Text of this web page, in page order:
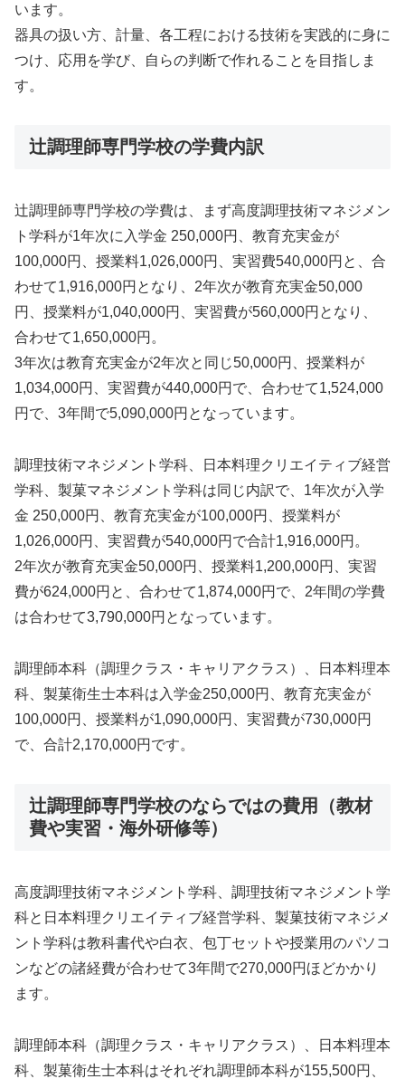
います。
器具の扱い方、計量、各工程における技術を実践的に身に
つけ、応用を学び、自らの判断で作れることを目指しま
す。
辻調理師専門学校の学費内訳
辻調理師専門学校の学費は、まず高度調理技術マネジメン
ト学科が1年次に入学金 250,000円、教育充実金が
100,000円、授業料1,026,000円、実習費540,000円と、合
わせて1,916,000円となり、2年次が教育充実金50,000
円、授業料が1,040,000円、実習費が560,000円となり、
合わせて1,650,000円。
3年次は教育充実金が2年次と同じ50,000円、授業料が
1,034,000円、実習費が440,000円で、合わせて1,524,000
円で、3年間で5,090,000円となっています。
調理技術マネジメント学科、日本料理クリエイティブ経営
学科、製菓マネジメント学科は同じ内訳で、1年次が入学
金 250,000円、教育充実金が100,000円、授業料が
1,026,000円、実習費が540,000円で合計1,916,000円。
2年次が教育充実金50,000円、授業料1,200,000円、実習
費が624,000円と、合わせて1,874,000円で、2年間の学費
は合わせて3,790,000円となっています。
調理師本科（調理クラス・キャリアクラス）、日本料理本
科、製菓衛生士本科は入学金250,000円、教育充実金が
100,000円、授業料が1,090,000円、実習費が730,000円
で、合計2,170,000円です。
辻調理師専門学校のならではの費用（教材
費や実習・海外研修等）
高度調理技術マネジメント学科、調理技術マネジメント学
科と日本料理クリエイティブ経営学科、製菓技術マネジメ
ント学科は教科書代や白衣、包丁セットや授業用のパソコ
ンなどの諸経費が合わせて3年間で270,000円ほどかかり
ます。
調理師本科（調理クラス・キャリアクラス）、日本料理本
科、製菓衛生士本科はそれぞれ調理師本科が155,500円、